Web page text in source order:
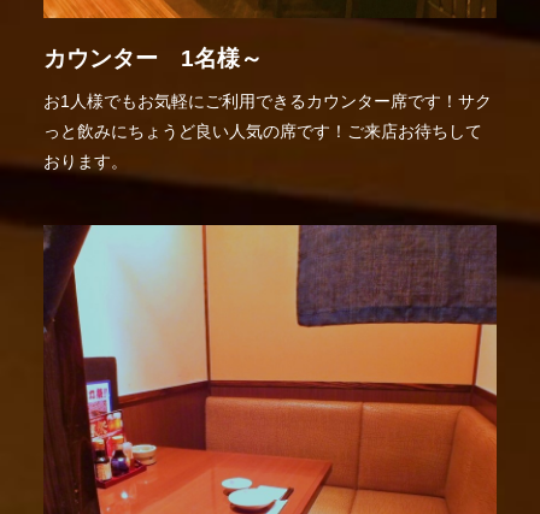
カウンター 1名様～
お1人様でもお気軽にご利用できるカウンター席です！サク
っと飲みにちょうど良い人気の席です！ご来店お待ちして
おります。